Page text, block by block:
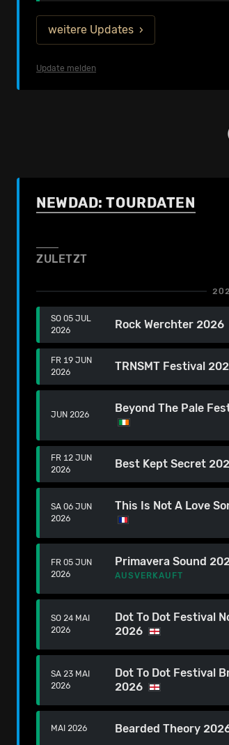
weitere Updates
Update melden
NEWDAD: TOURDATEN
ZULETZT
SO 05 JUL
2026
Rock Werchter 2026
FR 19 JUN
2026
TRNSMT Festival
JUN 2026
Beyond The Pale
FR 12 JUN
2026
Best Kept Secret
SA 06 JUN
2026
This Is Not A Love
FR 05 JUN
2026
Primavera Sound
AUSVERKAUFT
SO 24 MAI
2026
Dot To Dot Festival
2026
SA 23 MAI
2026
Dot To Dot Festival
2026
MAI 2026 Bearded Theory